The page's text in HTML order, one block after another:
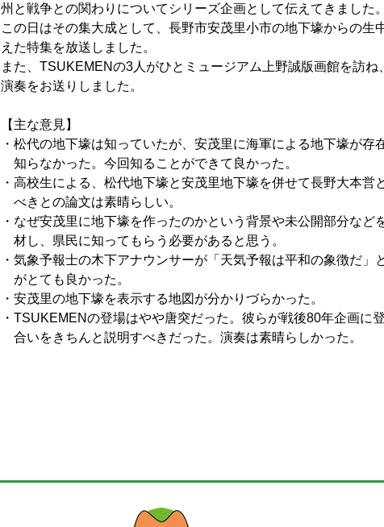
州と戦争との関わりについてシリーズ企画として伝えてきました。
この日はその集大成として、長野市安茂里小市の地下壕からの生
えた特集を放送しました。
また、TSUKEMENの3人がひとミュージアム上野誠版画館を訪ね
演奏をお送りしました。
【主な意見】
・松代の地下壕は知っていたが、安茂里に海軍による地下壕が存
知らなかった。今回知ることができて良かった。
・高校生による、松代地下壕と安茂里地下壕を併せて長野大本営
べきとの論文は素晴らしい。
・なぜ安茂里に地下壕を作ったのかという背景や未公開部分など
材し、県民に知ってもらう必要があると思う。
・気象予報士の木下アナウンサーが「天気予報は平和の象徴だ」
がとても良かった。
・安茂里の地下壕を表示する地図が分かりづらかった。
・TSUKEMENの登場はやや唐突だった。彼らが戦後80年企画に
合いをきちんと説明すべきだった。演奏は素晴らしかった。